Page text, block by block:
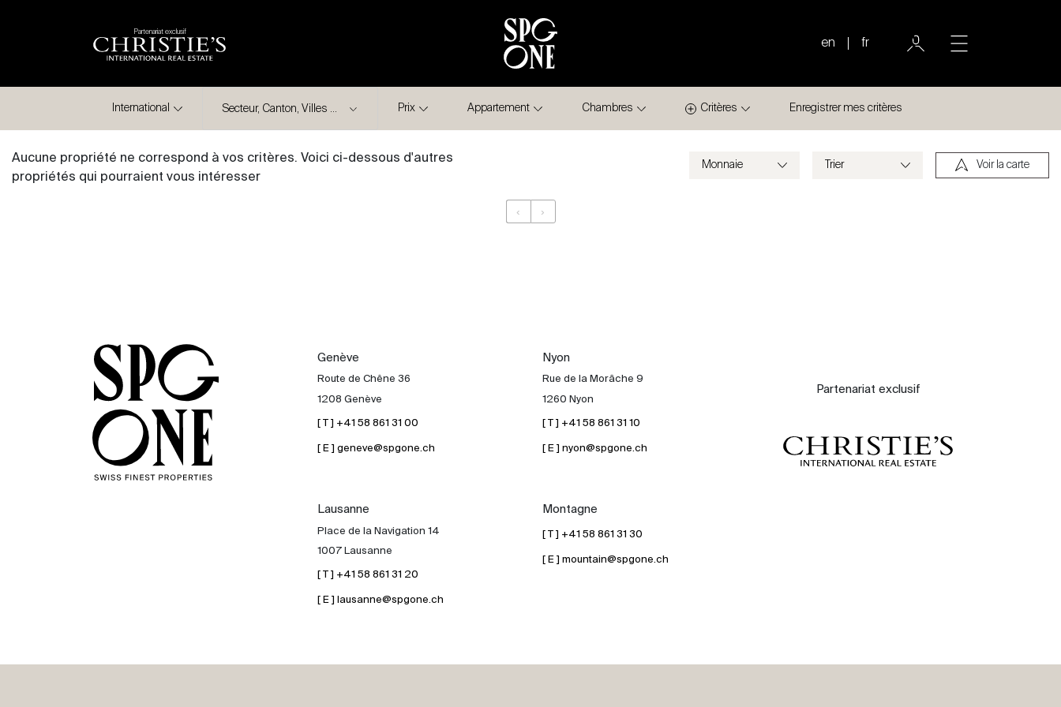
Partenariat exclusif
en fr
Acheter
Louer
International
À propos
Contacter
International Prix Appartement Chambres Critères Enregistrer mes critères
Aucune propriété ne correspond à vos critères. Voici ci-dessous d'autres
propriétés qui pourraient vous intéresser
Voir la carte
‹ ›
Genève
Route de Chêne 36
1208 Genève
[ T ] +41 58 861 31 00
[ E ] geneve@spgone.ch
Nyon
Rue de la Morâche 9
1260 Nyon
[ T ] +41 58 861 31 10
[ E ] nyon@spgone.ch
Lausanne
Place de la Navigation 14
1007 Lausanne
[ T ] +41 58 861 31 20
[ E ] lausanne@spgone.ch
Montagne
[ T ] +41 58 861 31 30
[ E ] mountain@spgone.ch
Partenariat exclusif